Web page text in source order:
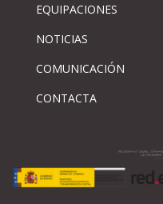
EQUIPACIONES
NOTICIAS
COMUNICACIÓN
CONTACTA